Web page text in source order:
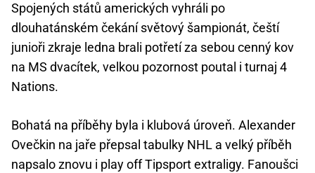
Spojených států amerických vyhráli po
dlouhatánském čekání světový šampionát, čeští
junioři zkraje ledna brali potřetí za sebou cenný kov
na MS dvacítek, velkou pozornost poutal i turnaj 4
Nations.
Bohatá na příběhy byla i klubová úroveň. Alexander
Ovečkin na jaře přepsal tabulky NHL a velký příběh
napsalo znovu i play off Tipsport extraligy. Fanoušci